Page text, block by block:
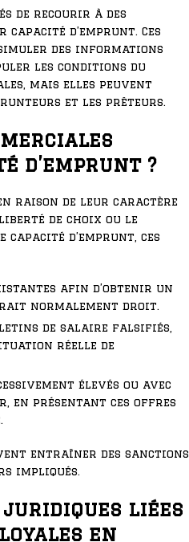
de recourir à des
d’emprunt. Ces
des informations
les conditions du
mais elles peuvent
et les prêteurs.
d’emprunt ?
raison de leur caractère
de choix ou le
capacité d’emprunt, ces
afin d’obtenir un
normalement droit.
de salaire falsifiés,
réelle de
élevés ou avec
en présentant ces offres
entraîner des sanctions
impliqués.
juridiques liées
en